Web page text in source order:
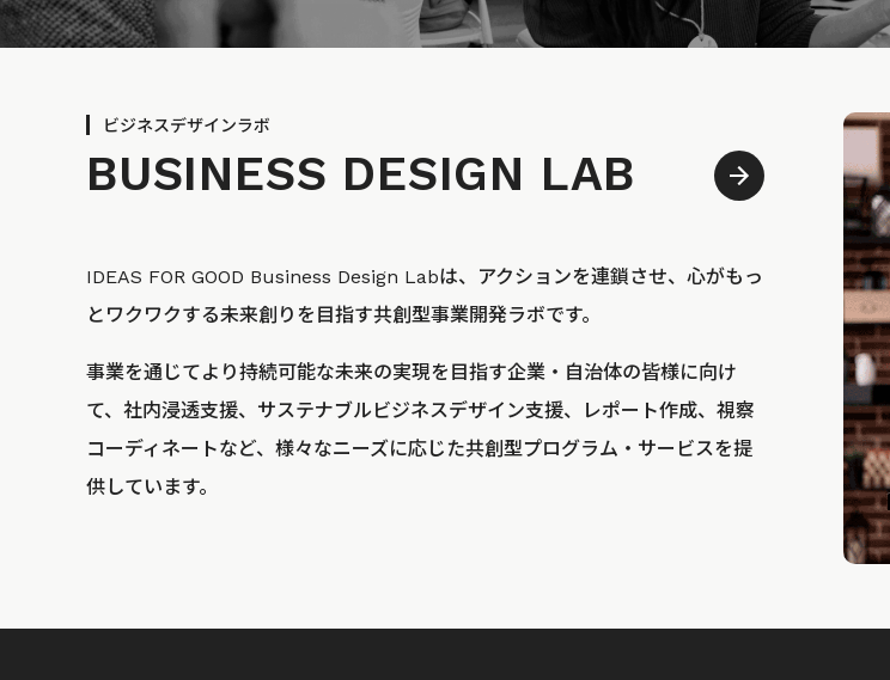
ビジネスデザインラボ
BUSINESS DESIGN LAB
IDEAS FOR GOOD Business Design Labは、アクションを連鎖させ、心がもっ
とワクワクする未来創りを目指す共創型事業開発ラボです。
事業を通じてより持続可能な未来の実現を目指す企業・自治体の皆様に向け
て、社内浸透支援、サステナブルビジネスデザイン支援、レポート作成、視察
コーディネートなど、様々なニーズに応じた共創型プログラム・サービスを提
供しています。